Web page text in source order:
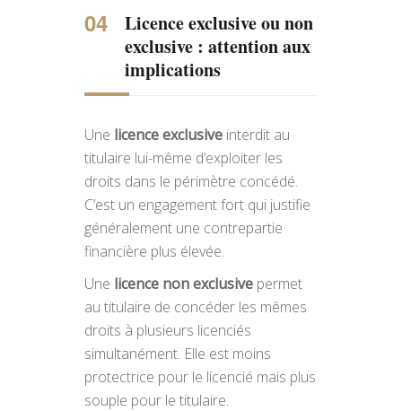
Licence exclusive ou non
exclusive : attention aux
implications
Une licence exclusive interdit au
titulaire lui-même d’exploiter les
droits dans le périmètre concédé.
C’est un engagement fort qui justifie
généralement une contrepartie
financière plus élevée.
Une licence non exclusive permet
au titulaire de concéder les mêmes
droits à plusieurs licenciés
simultanément. Elle est moins
protectrice pour le licencié mais plus
souple pour le titulaire.